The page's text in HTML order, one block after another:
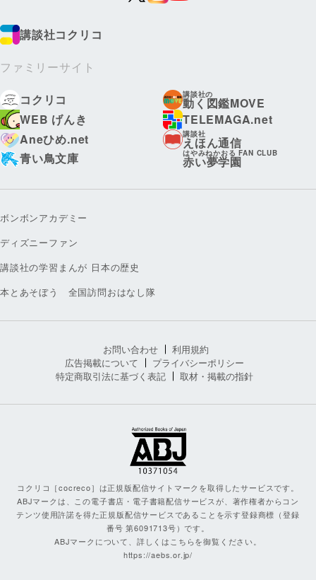
講談社コクリコ
ファミリーサイト
コクリコ
講談社の
動く図鑑MOVE
WEB げんき
TELEMAGA.net
Aneひめ.net
講談社
えほん通信
青い鳥文庫
はやみねかおる FAN CLUB
赤い夢学園
ボンボンアカデミー
ディズニーファン
講談社の学習まんが 日本の歴史
本とあそぼう 全国訪問おはなし隊
お問い合わせ
利用規約
広告掲載について
プライバシーポリシー
特定商取引法に基づく表記
取材・掲載の指針
コクリコ［cocreco］は正規版配信サイトマークを取得したサービスです。
ABJマークは、この電子書店・電子書籍配信サービスが、著作権者からコン
テンツ使用許諾を得た正規版配信サービスであることを示す登録商標（登録
番号 第6091713号）です。
ABJマークについて、詳しくはこちらを御覧ください。
https://aebs.or.jp/